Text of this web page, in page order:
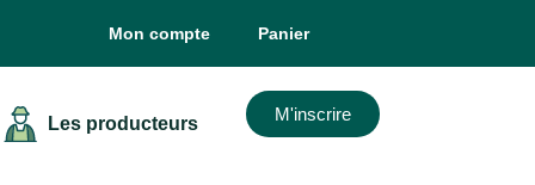
Mon compte Panier
Les producteurs M'inscrire